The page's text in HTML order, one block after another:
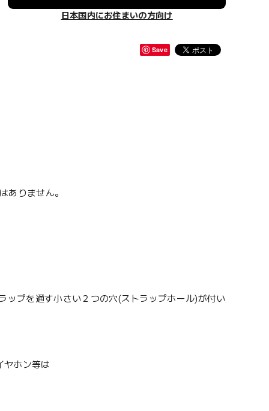
日本国内にお住まいの方向け
Save
ありません。
プを通す小さい２つの穴(ストラップホール)が付い
ヤホン等は